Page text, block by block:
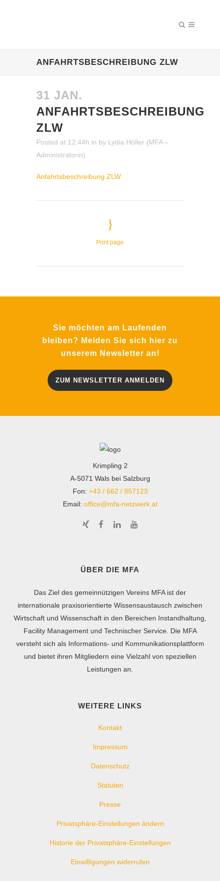
ANFAHRTSBESCHREIBUNG ZLW
31 JAN.
ANFAHRTSBESCHREIBUNG
ZLW
Posted at 12:44h in by Lydia Höller (MFA –
Administratorin)
Anfahrtsbeschreibung ZLW
Print page
Sie möchten am Laufenden
bleiben? Melden Sie sich hier zu
unserem Newsletter an!
ZUM NEWSLETTER ANMELDEN
Krimpling 2
A-5071 Wals bei Salzburg
Fon: +43 / 662 / 857123
Email: office@mfa-netzwerk.at
ÜBER DIE MFA
Das Ziel des gemeinnützigen Vereins MFA ist der
internationale praxisorientierte Wissensaustausch zwischen
Wirtschaft und Wissenschaft in den Bereichen Instandhaltung,
Facility Management und Technischer Service. Die MFA
versteht sich als Informations- und Kommunikationsplattform
und bietet ihren Mitgliedern eine Vielzahl von speziellen
Leistungen an.
WEITERE LINKS
Kontakt
Impressum
Datenschutz
Statuten
Presse
Privatsphäre-Einstellungen ändern
Historie der Privatsphäre-Einstellungen
Einwilligungen widerrufen